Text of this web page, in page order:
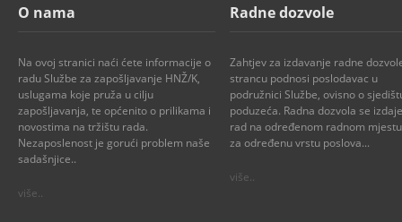
O nama
Na ovoj stranici naći ćete informacije o
radu Službe za zapošljavanje HNŽ/K,
uslugama koje pruža u cilju
zapošljavanja, te općenito o prilikama i
novostima na tržištu rada.
Nezaposlenost je gorući problem naše
sadašnjice..
više..
Radne dozvole
Zahtjev za izdavanje radne
strancu podnosi poslodavac u
podružnici Službe, ovisno o
poduzeća. Radna dozvola se
rad na određenom radnom
za određenu vrstu poslova...
više..